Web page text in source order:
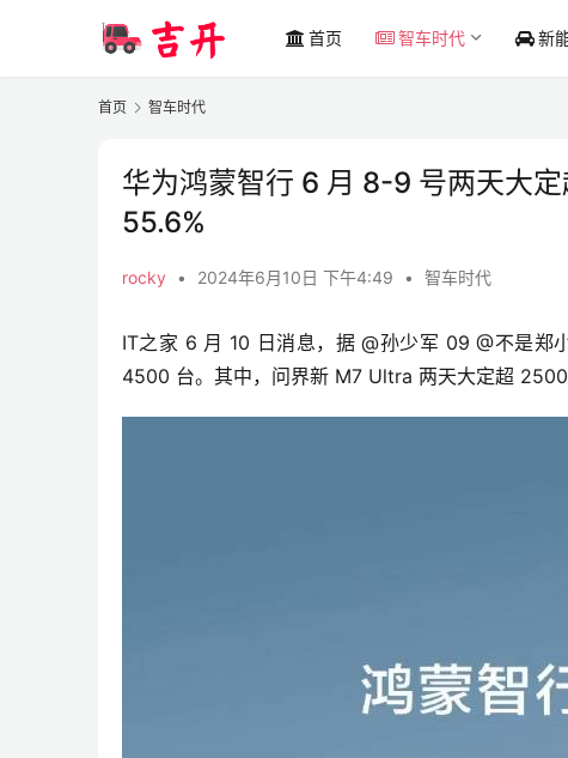
首页 智车时代 新
首页 智车时代
华为鸿蒙智行 6 月 8-9 号两天大
55.6%
rocky • 2024年6月10日 下午4:49 • 智车时代
IT之家 6 月 10 日消息，据 @孙少军 09 @不是
4500 台。其中，问界新 M7 Ultra 两天大定超 2500